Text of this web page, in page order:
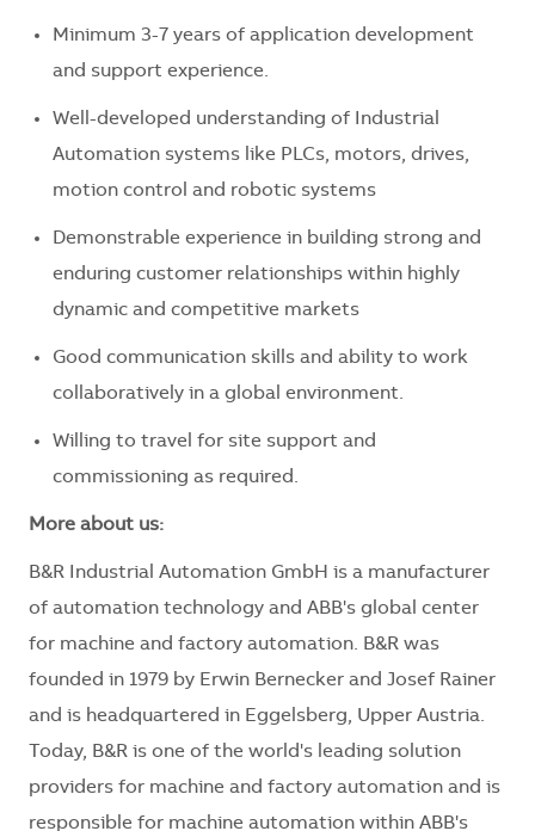
Minimum 3-7 years of application development
and support experience.
Well-developed understanding of Industrial
Automation systems like PLCs, motors, drives,
motion control and robotic systems
Demonstrable experience in building strong and
enduring customer relationships within highly
dynamic and competitive markets
Good communication skills and ability to work
collaboratively in a global environment.
Willing to travel for site support and
commissioning as required.
More about us:
B&R Industrial Automation GmbH is a manufacturer
of automation technology and ABB's global center
for machine and factory automation. B&R was
founded in 1979 by Erwin Bernecker and Josef Rainer
and is headquartered in Eggelsberg, Upper Austria.
Today, B&R is one of the world's leading solution
providers for machine and factory automation and is
responsible for machine automation within ABB's